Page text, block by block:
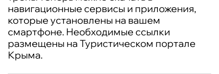
навигационные сервисы и приложения,
которые установлены на вашем
смартфоне. Необходимые ссылки
размещены на Туристическом портале
Крыма.